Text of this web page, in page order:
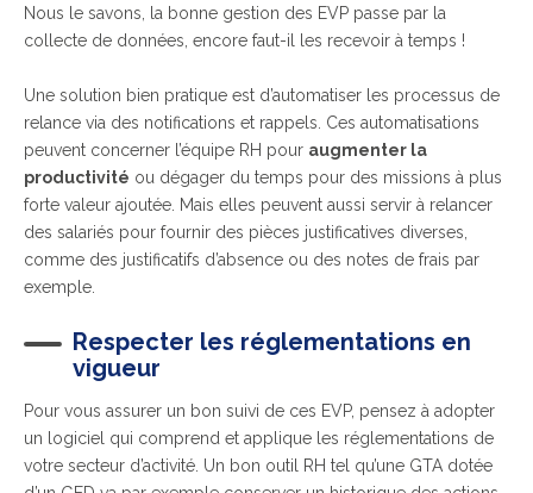
Nous le savons, la bonne gestion des EVP passe par la
collecte de données, encore faut-il les recevoir à temps !
Une solution bien pratique est d’automatiser les processus de
relance via des notifications et rappels. Ces automatisations
peuvent concerner l’équipe RH pour augmenter la
productivité ou dégager du temps pour des missions à plus
forte valeur ajoutée. Mais elles peuvent aussi servir à relancer
des salariés pour fournir des pièces justificatives diverses,
comme des justificatifs d’absence ou des notes de frais par
exemple.
Respecter les réglementations en
vigueur
Pour vous assurer un bon suivi de ces EVP, pensez à adopter
un logiciel qui comprend et applique les réglementations de
votre secteur d’activité. Un bon outil RH tel qu’une GTA dotée